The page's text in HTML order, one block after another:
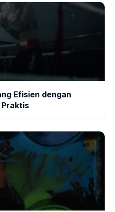
Efisien dengan
Praktis